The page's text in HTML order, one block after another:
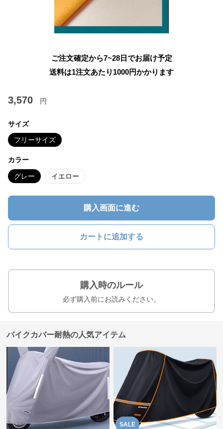
ご注文確定から7~28日でお届け予定
送料は1注文あたり 1000円かかります
3,570 円
サイズ
フリーサイズ
カラー
グレー イエロー
購入画面に進む
カートに追加する
購入時のルール
必ず購入前にお読みください。
バイクカバー耐熱の人気アイテム
SALE